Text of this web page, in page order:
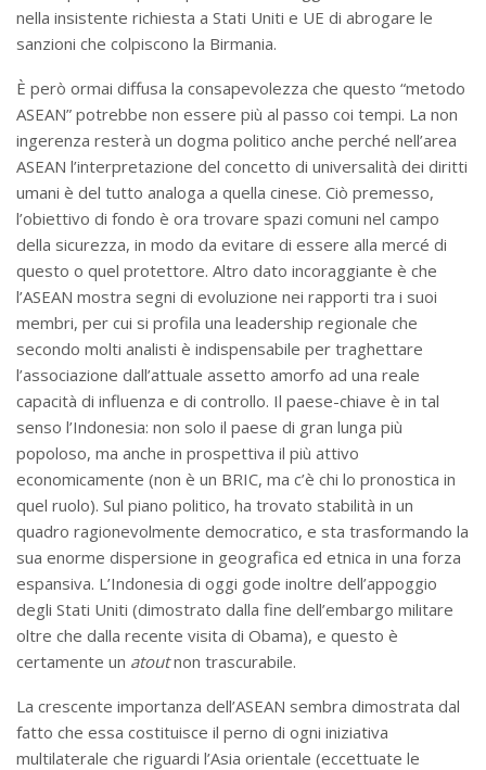
nella insistente richiesta a Stati Uniti e UE di abrogare le
sanzioni che colpiscono la Birmania.
È però ormai diffusa la consapevolezza che questo “metodo
ASEAN” potrebbe non essere più al passo coi tempi. La non
ingerenza resterà un dogma politico anche perché nell’area
ASEAN l’interpretazione del concetto di universalità dei diritti
umani è del tutto analoga a quella cinese. Ciò premesso,
l’obiettivo di fondo è ora trovare spazi comuni nel campo
della sicurezza, in modo da evitare di essere alla mercé di
questo o quel protettore. Altro dato incoraggiante è che
l’ASEAN mostra segni di evoluzione nei rapporti tra i suoi
membri, per cui si profila una leadership regionale che
secondo molti analisti è indispensabile per traghettare
l’associazione dall’attuale assetto amorfo ad una reale
capacità di influenza e di controllo. Il paese-chiave è in tal
senso l’Indonesia: non solo il paese di gran lunga più
popoloso, ma anche in prospettiva il più attivo
economicamente (non è un BRIC, ma c’è chi lo pronostica in
quel ruolo). Sul piano politico, ha trovato stabilità in un
quadro ragionevolmente democratico, e sta trasformando la
sua enorme dispersione in geografica ed etnica in una forza
espansiva. L’Indonesia di oggi gode inoltre dell’appoggio
degli Stati Uniti (dimostrato dalla fine dell’embargo militare
oltre che dalla recente visita di Obama), e questo è
certamente un atoutnon trascurabile.
La crescente importanza dell’ASEAN sembra dimostrata dal
fatto che essa costituisce il perno di ogni iniziativa
multilaterale che riguardi l’Asia orientale (eccettuate le